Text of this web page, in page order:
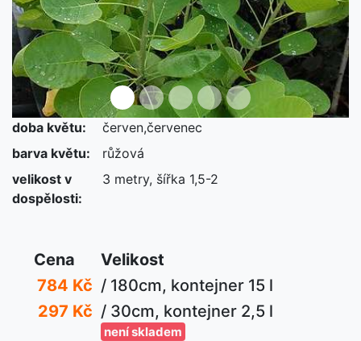
doba květu:
červen,červenec
barva květu:
růžová
velikost v
dospělosti:
3 metry, šířka 1,5-2
Cena
Velikost
784 Kč / 180cm, kontejner 15 l
297 Kč / 30cm, kontejner 2,5 l
není skladem